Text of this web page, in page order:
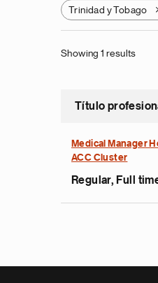
Trinidad y Tobago
Showing 1 results
Título
Medical Manager
ACC Cluster
Regular, Full